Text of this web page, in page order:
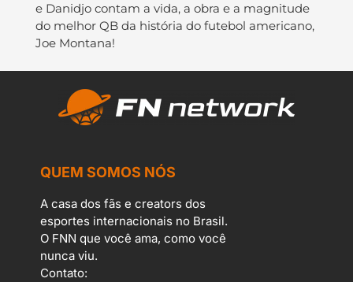
e Danidjo contam a vida, a obra e a magnitude
do melhor QB da história do futebol americano,
Joe Montana!
QUEM SOMOS NÓS
A casa dos fãs e creators dos
esportes internacionais no Brasil.
O FNN que você ama, como você
nunca viu.
Contato: